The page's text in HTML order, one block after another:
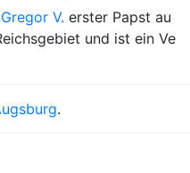
Gregor V. erster Papst au
und ist ein Ve
.